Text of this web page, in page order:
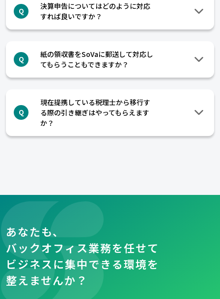
Q
決算申告についてはどのように対応
すれば良いですか？
Q
紙の領収書をSoVaに郵送して対応し
てもらうこともできますか？
Q
現在提携している税理士から移行す
る際の引き継ぎはやってもらえます
か？
あなたも、
バックオフィス業務を任せて
ビジネスに集中できる環境を
整えませんか？